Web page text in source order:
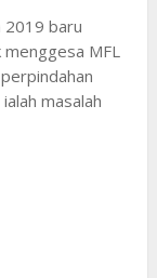
2019 baru
MFL
masalah